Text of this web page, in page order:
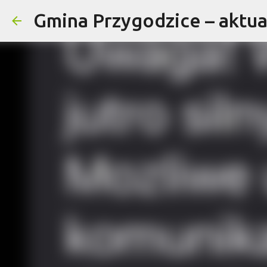
Gmina Przygodzice –